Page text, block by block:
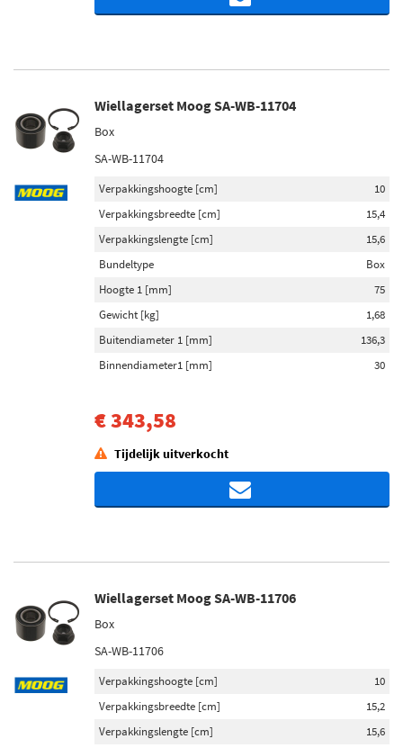
Wiellagerset Moog SA-WB-11704
Box
SA-WB-11704
Verpakkingshoogte [cm]
10
Verpakkingsbreedte [cm]
15,4
Verpakkingslengte [cm]
15,6
Bundeltype
Box
Hoogte 1 [mm]
75
Gewicht [kg]
1,68
Buitendiameter 1 [mm]
136,3
Binnendiameter1 [mm]
30
€ 343,58
Tijdelijk uitverkocht
Wiellagerset Moog SA-WB-11706
Box
SA-WB-11706
Verpakkingshoogte [cm]
10
Verpakkingsbreedte [cm]
15,2
Verpakkingslengte [cm]
15,6